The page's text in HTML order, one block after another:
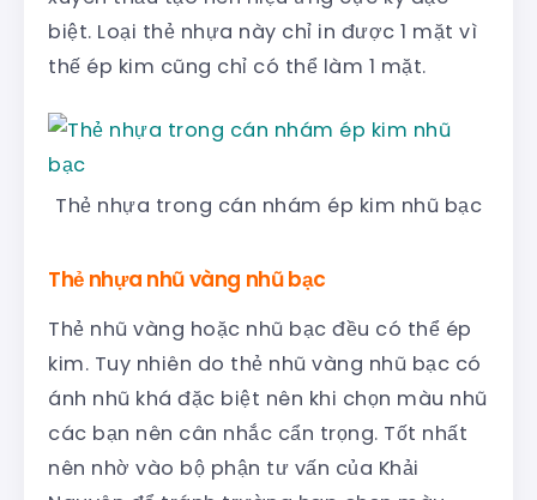
biệt. Loại thẻ nhựa này chỉ in được 1 mặt vì
thế ép kim cũng chỉ có thể làm 1 mặt.
Thẻ nhựa trong cán nhám ép kim nhũ bạc
Thẻ nhựa nhũ vàng nhũ bạc
Thẻ nhũ vàng hoặc nhũ bạc đều có thể ép
kim. Tuy nhiên do thẻ nhũ vàng nhũ bạc có
ánh nhũ khá đặc biệt nên khi chọn màu nhũ
các bạn nên cân nhắc cẩn trọng. Tốt nhất
nên nhờ vào bộ phận tư vấn của Khải